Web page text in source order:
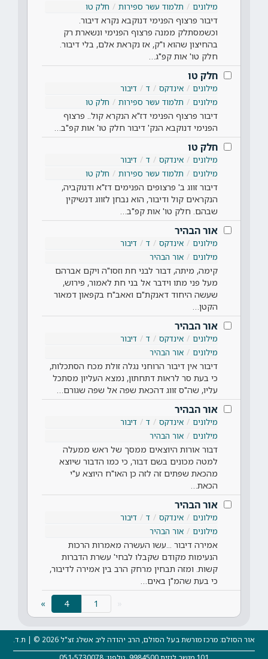
מילונים
תלמוד עשר ספירות חלק טו
דיבור פרצוף הפנימי דנוקבא נקרא דיבור.
וכשמסתלק ממנה פרצוף הפנימי ונשארת רק
בהחיצון שהוא ו"ק, אז נקראת אלם, בלי דיבור.
חלק טו' אות קפ"ג…
חלק טו
מילונים אינדקס ד
דיבור
מילונים
תלמוד עשר ספירות חלק טו
דיבור פרצוף הפנימי דז"א הנקרא קול.. פרצוף
הפנימי דנוקבא הנק' דיבור חלק טו' אות קפ"ב…
חלק טו
מילונים אינדקס ד
דיבור
מילונים
תלמוד עשר ספירות חלק טו
דיבור זווג ב' פרצופים הפנימים דז"א ודנוקביה,
הנקראים קול ודיבור, הוא נבחן לזווג דנשיקין
שבהם. חלק טו' אות קפ"ב…
אור הבהיר
מילונים אינדקס ד
דיבור
מילונים
אור הבהיר
קימה, מיתה, דבור לבני חת וזסו"ה ויקם אברהם
מעל פני מתו וידבר אל בני חת לאמור, פירוש,
שעשה היחוד דאנקת"ם ואאב"ח בקפאון דמאור
הקטן…
אור הבהיר
מילונים אינדקס ד
דיבור
מילונים
אור הבהיר
דיבור אין דיבור הרוחני נגלה זולת מכח הסתכלות,
כי בעת סר לראות דתחתון, נמצא העליון מסתכל
עליו, שה"ס זווג דהכאת שפה אל שפה שגורם…
אור הבהיר
מילונים אינדקס ד
דיבור
מילונים
אור הבהיר
דבור אורות היוצאים ממסך של ראש ממעלה
למטה מכונים בשם דבור, כי כמו הדבור שיוצא
מהכאת שפתים זה לזה כן האו"ח היוצא ע"י
הכאת…
אור הבהיר
מילונים אינדקס ד
דיבור
מילונים
אור הבהיר
אמירה דיבור ...עשו העשרה מאמרות הרכות
הנעימות מקודם שקבלו לבחי' עשרת הדברות
קשות. ומזה תבחין מרחק הרב בין אמירה לדיבור,
כי בעת שהמ"ן באים…
4
»
אור הסולם: מרכז מורשת בעל הסולם, הרב יהודה ליב אשלג זצ"ל 2026 © | ת.ד.